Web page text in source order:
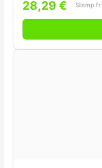
28,29 € Silamp.fr